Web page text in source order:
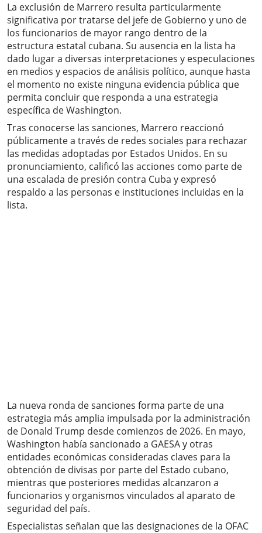
La exclusión de Marrero resulta particularmente
significativa por tratarse del jefe de Gobierno y uno de
los funcionarios de mayor rango dentro de la
estructura estatal cubana. Su ausencia en la lista ha
dado lugar a diversas interpretaciones y especulaciones
en medios y espacios de análisis político, aunque hasta
el momento no existe ninguna evidencia pública que
permita concluir que responda a una estrategia
específica de Washington.
Tras conocerse las sanciones, Marrero reaccionó
públicamente a través de redes sociales para rechazar
las medidas adoptadas por Estados Unidos. En su
pronunciamiento, calificó las acciones como parte de
una escalada de presión contra Cuba y expresó
respaldo a las personas e instituciones incluidas en la
lista.
La nueva ronda de sanciones forma parte de una
estrategia más amplia impulsada por la administración
de Donald Trump desde comienzos de 2026. En mayo,
Washington había sancionado a GAESA y otras
entidades económicas consideradas claves para la
obtención de divisas por parte del Estado cubano,
mientras que posteriores medidas alcanzaron a
funcionarios y organismos vinculados al aparato de
seguridad del país.
Especialistas señalan que las designaciones de la OFAC